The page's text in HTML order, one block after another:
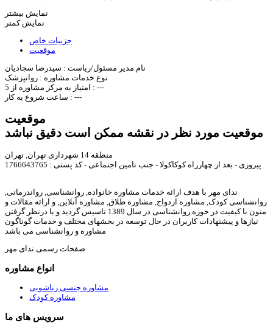
نمایش بیشتر
نمایش کمتر
جزییات خاص
موقعیت
نام مدیر مسئول/ریاست : سیدرضا سجادیان
نوع خدمات مشاوره : روانپزشک
امتیاز به مرکز مشاوره از 5 : ---
ساعت شروع به کار : ---
موقعیت
موقعیت مورد نظر در نقشه ممکن است دقیق نباشد
منطقه 14 شهرداری تهران, تهران
پیروزی - بعد از چهارراه کوکاکولا - جنب تامین اجتماعی - کد پستی : 1766643765
ندای مهر با هدف ارائه خدمات مشاوره خانواده, روانشناسی, رواندرمانی,
روانشناسی کودک, مشاوره ازدواج, مشاوره طلاق, مشاوره آنلاین, و ارائه مقالات و
متون با کیفیت در حوزه روانشناسی در سال 1389 تاسیس گردید و با درنظر گرفتن
نیازها و پیشنهادات کاربران در حال توسعه در بخشهای مختلف و خدمات گوناگون
مشاوره و روانشناسی می باشد
صفحات رسمی ندای مهر
انواع مشاوره
مشاوره جنسی زناشویی
مشاوره کودک
سرویس های ما